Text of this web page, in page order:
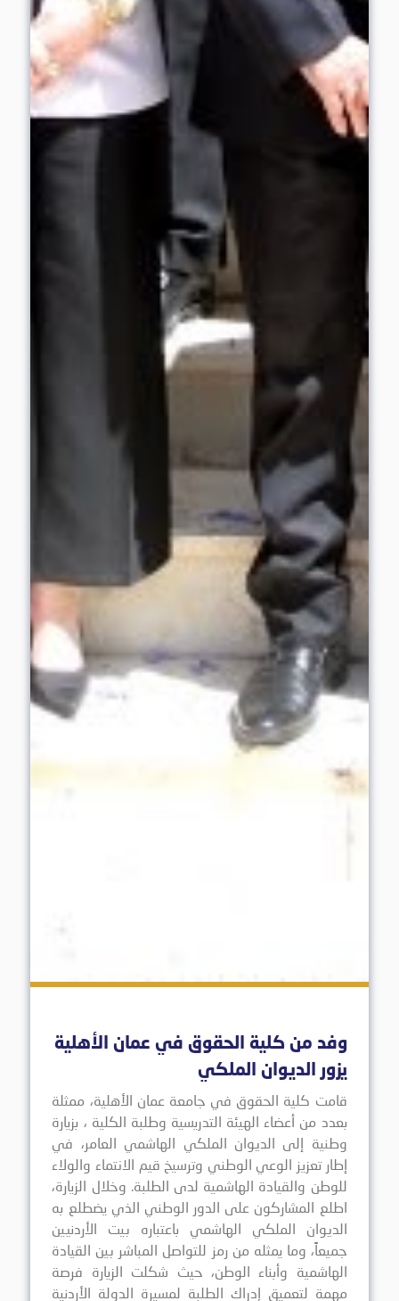
وفد من كلية الحقوق في عمان الأهلية
يزور الديوان الملكي
قامت كلية الحقوق في جامعة عمان الأهلية، ممثلة
بعدد من أعضاء الهيئة التدريسية وطلبة الكلية ، بزيارة
وطنية إلى الديوان الملكي الهاشمي العامر، في
إطار تعزيز الوعي الوطني وترسيخ قيم الانتماء والولاء
للوطن والقيادة الهاشمية لدى الطلبة. وخلال الزيارة،
اطلع المشاركون على الدور الوطني الذي يضطلع به
الديوان الملكي الهاشمي باعتباره بيت الأردنيين
جميعاً، وما يمثله من رمز للتواصل المباشر بين القيادة
الهاشمية وأبناء الوطن، حيث شكلت الزيارة فرصة
مهمة لتعميق إدراك الطلبة لمسيرة الدولة الأردنية